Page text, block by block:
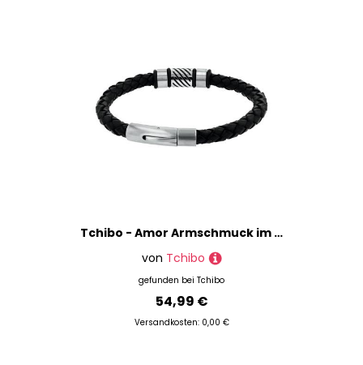
Tchibo - Amor Armschmuck im Materialmix - silber
von Tchibo
gefunden bei Tchibo
54,99 €
Versandkosten: 0,00 €